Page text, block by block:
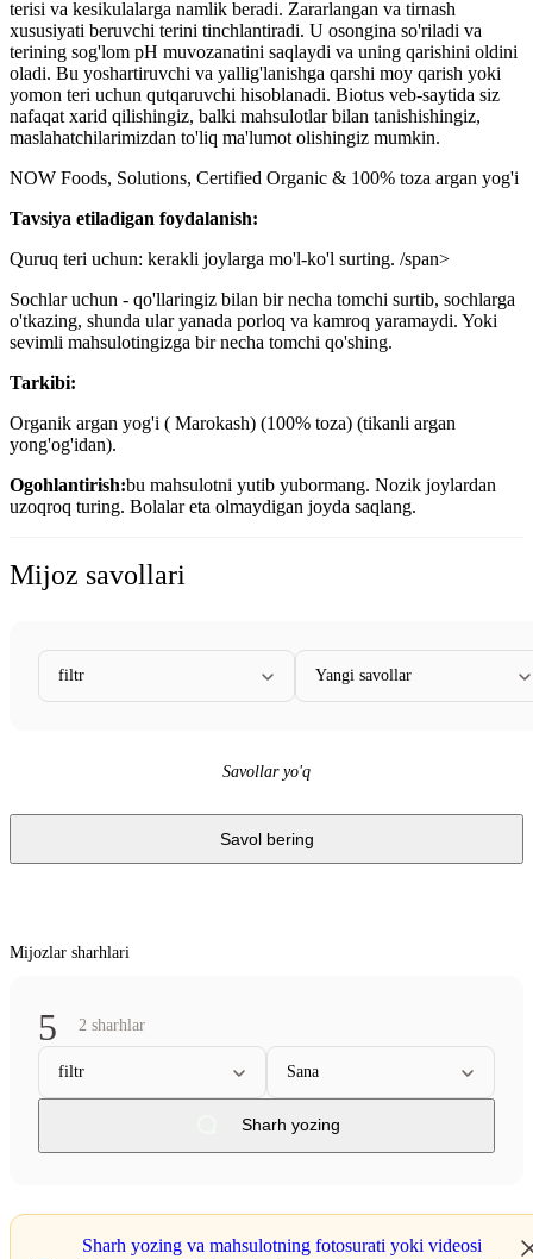
terisi va kesikulalarga namlik beradi. Zararlangan va tirnash
xususiyati beruvchi terini tinchlantiradi. U osongina so'riladi va
terining sog'lom pH muvozanatini saqlaydi va uning qarishini oldini
oladi. Bu yoshartiruvchi va yallig'lanishga qarshi moy qarish yoki
yomon teri uchun qutqaruvchi hisoblanadi. Biotus veb-saytida siz
nafaqat xarid qilishingiz, balki mahsulotlar bilan tanishishingiz,
maslahatchilarimizdan to'liq ma'lumot olishingiz mumkin.
NOW Foods, Solutions, Certified Organic & 100% toza argan yog'i
Tavsiya etiladigan foydalanish:
Quruq teri uchun: kerakli joylarga mo'l-ko'l surting. /span>
Sochlar uchun - qo'llaringiz bilan bir necha tomchi surtib, sochlarga
o'tkazing, shunda ular yanada porloq va kamroq yaramaydi. Yoki
sevimli mahsulotingizga bir necha tomchi qo'shing.
Tarkibi:
Organik argan yog'i ( Marokash) (100% toza) (tikanli argan
yong'og'idan).
Ogohlantirish:bu mahsulotni yutib yubormang. Nozik joylardan
uzoqroq turing. Bolalar eta olmaydigan joyda saqlang.
Mijoz savollari
filtr Yangi savollar
Savollar yo'q
Savol bering
Mijozlar sharhlari
5 2 sharhlar
filtr Sana
Sharh yozing
Sharh yozing va mahsulotning fotosurati yoki videosi